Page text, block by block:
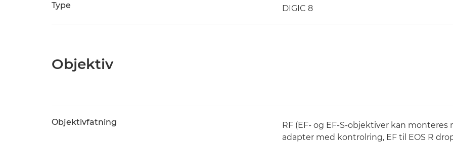
Type DIGIC 8
Objektiv
Objektivfatning
RF (EF- og EF-S-objektiver kan monteres
adapter med kontrolring, EF til EOS R